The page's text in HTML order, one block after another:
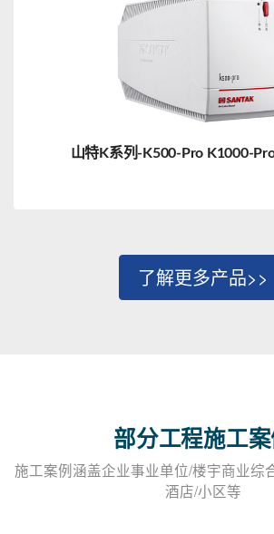
山特K系列-K500-Pro K1000-
了解更多产品>>
部分工程施工案
施工案例涵盖企业事业单位/楼宇商业综
酒店/小区等